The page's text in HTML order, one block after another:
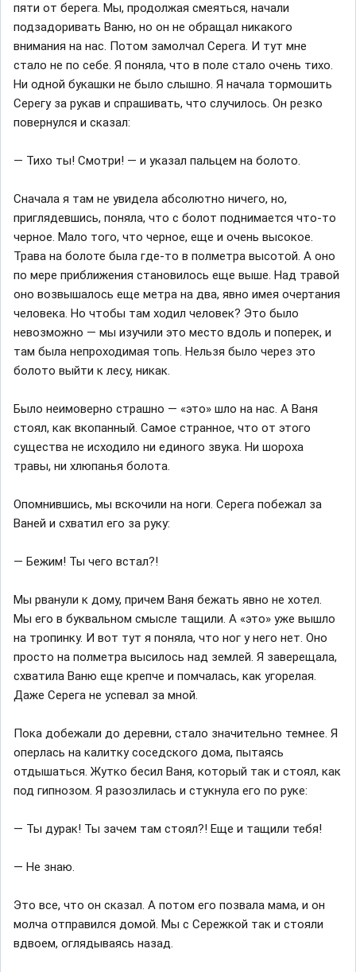
пяти от берега. Мы, продолжая смеяться, начали
подзадоривать Ваню, но он не обращал никакого
внимания на нас. Потом замолчал Серега. И тут мне
стало не по себе. Я поняла, что в поле стало очень тихо.
Ни одной букашки не было слышно. Я начала тормошить
Серегу за рукав и спрашивать, что случилось. Он резко
повернулся и сказал:
— Тихо ты! Смотри! — и указал пальцем на болото.
Сначала я там не увидела абсолютно ничего, но,
приглядевшись, поняла, что с болот поднимается что-то
черное. Мало того, что черное, еще и очень высокое.
Трава на болоте была где-то в полметра высотой. А оно
по мере приближения становилось еще выше. Над травой
оно возвышалось еще метра на два, явно имея очертания
человека. Но чтобы там ходил человек? Это было
невозможно — мы изучили это место вдоль и поперек, и
там была непроходимая топь. Нельзя было через это
болото выйти к лесу, никак.
Было неимоверно страшно — «это» шло на нас. А Ваня
стоял, как вкопанный. Самое странное, что от этого
существа не исходило ни единого звука. Ни шороха
травы, ни хлюпанья болота.
Опомнившись, мы вскочили на ноги. Серега побежал за
Ваней и схватил его за руку:
— Бежим! Ты чего встал?!
Мы рванули к дому, причем Ваня бежать явно не хотел.
Мы его в буквальном смысле тащили. А «это» уже вышло
на тропинку. И вот тут я поняла, что ног у него нет. Оно
просто на полметра высилось над землей. Я заверещала,
схватила Ваню еще крепче и помчалась, как угорелая.
Даже Серега не успевал за мной.
Пока добежали до деревни, стало значительно темнее. Я
оперлась на калитку соседского дома, пытаясь
отдышаться. Жутко бесил Ваня, который так и стоял, как
под гипнозом. Я разозлилась и стукнула его по руке:
— Ты дурак! Ты зачем там стоял?! Еще и тащили тебя!
— Не знаю.
Это все, что он сказал. А потом его позвала мама, и он
молча отправился домой. Мы с Сережкой так и стояли
вдвоем, оглядываясь назад.